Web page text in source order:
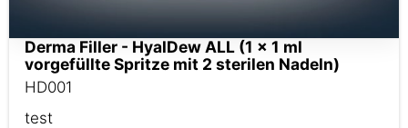
Derma Filler - HyalDew ALL (1 x 1 ml
vorgefüllte Spritze mit 2 sterilen Nadeln)
HD001
test